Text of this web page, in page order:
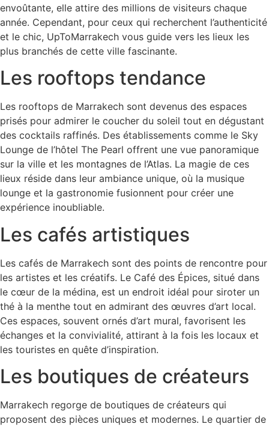
envoûtante, elle attire des millions de visiteurs chaque
année. Cependant, pour ceux qui recherchent l’authenticité
et le chic, UpToMarrakech vous guide vers les lieux les
plus branchés de cette ville fascinante.
Les rooftops tendance
Les rooftops de Marrakech sont devenus des espaces
prisés pour admirer le coucher du soleil tout en dégustant
des cocktails raffinés. Des établissements comme le Sky
Lounge de l’hôtel The Pearl offrent une vue panoramique
sur la ville et les montagnes de l’Atlas. La magie de ces
lieux réside dans leur ambiance unique, où la musique
lounge et la gastronomie fusionnent pour créer une
expérience inoubliable.
Les cafés artistiques
Les cafés de Marrakech sont des points de rencontre pour
les artistes et les créatifs. Le Café des Épices, situé dans
le cœur de la médina, est un endroit idéal pour siroter un
thé à la menthe tout en admirant des œuvres d’art local.
Ces espaces, souvent ornés d’art mural, favorisent les
échanges et la convivialité, attirant à la fois les locaux et
les touristes en quête d’inspiration.
Les boutiques de créateurs
Marrakech regorge de boutiques de créateurs qui
proposent des pièces uniques et modernes. Le quartier de